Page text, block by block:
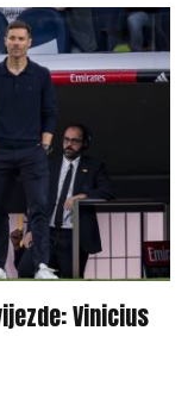
Vinicius